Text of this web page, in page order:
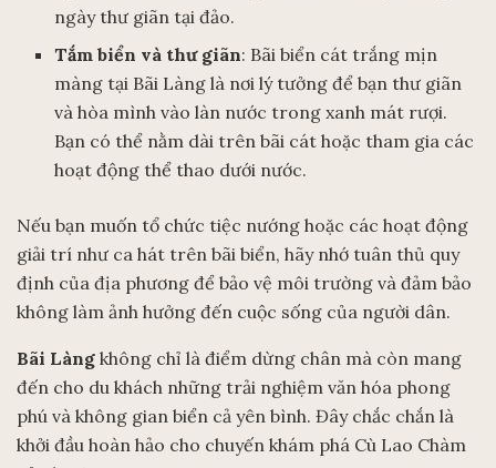
ngày thư giãn tại đảo.
Tắm biển và thư giãn: Bãi biển cát trắng mịn
màng tại Bãi Làng là nơi lý tưởng để bạn thư giãn
và hòa mình vào làn nước trong xanh mát rượi.
Bạn có thể nằm dài trên bãi cát hoặc tham gia các
hoạt động thể thao dưới nước.
Nếu bạn muốn tổ chức tiệc nướng hoặc các hoạt động
giải trí như ca hát trên bãi biển, hãy nhớ tuân thủ quy
định của địa phương để bảo vệ môi trường và đảm bảo
không làm ảnh hưởng đến cuộc sống của người dân.
Bãi Làng không chỉ là điểm dừng chân mà còn mang
đến cho du khách những trải nghiệm văn hóa phong
phú và không gian biển cả yên bình. Đây chắc chắn là
khởi đầu hoàn hảo cho chuyến khám phá Cù Lao Chàm